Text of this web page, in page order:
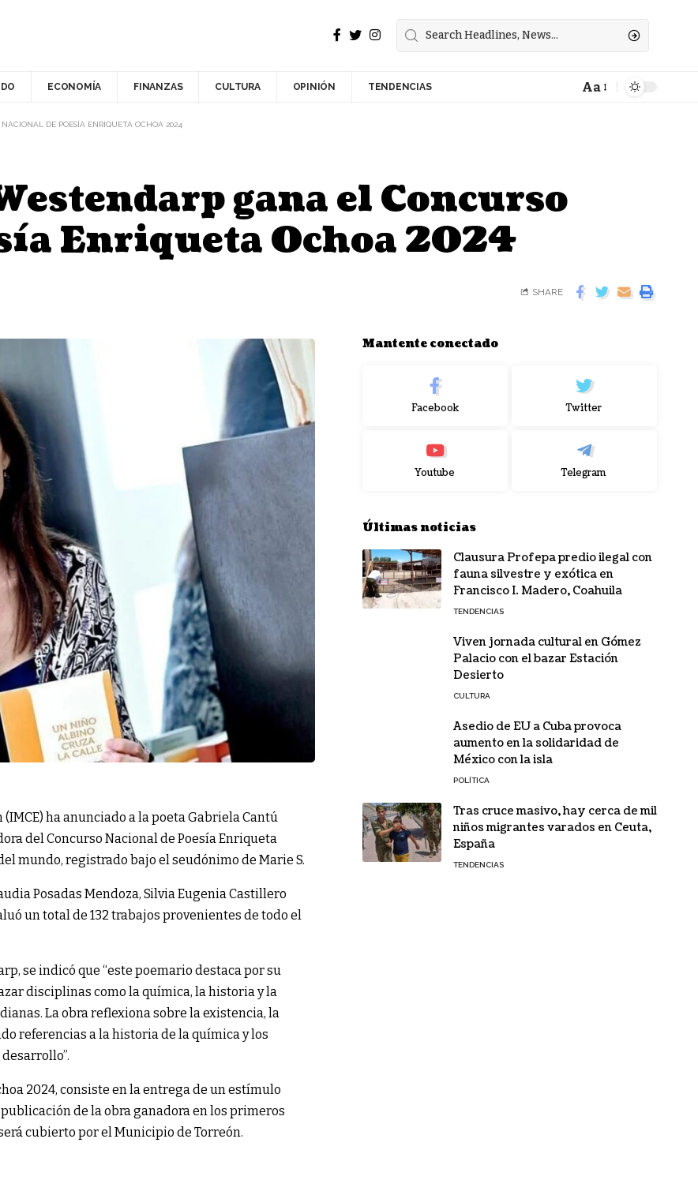
ECONOMÍA FINANZAS CULTURA OPINIÓN TENDENCIAS Aa
DE POESÍA ENRIQUETA OCHOA 2024
gana el Concurso
Enriqueta Ochoa 2024
SHARE
ha anunciado a la poeta Gabriela Cantú
del Concurso Nacional de Poesía Enriqueta
mundo, registrado bajo el seudónimo de Marie S.
Posadas Mendoza, Silvia Eugenia Castillero
un total de 132 trabajos provenientes de todo el
se indicó que “este poemario destaca por su
disciplinas como la química, la historia y la
La obra reflexiona sobre la existencia, la
referencias a la historia de la química y los
2024, consiste en la entrega de un estímulo
de la obra ganadora en los primeros
cubierto por el Municipio de Torreón.
Mantente conectado
Facebook Twitter
Youtube Telegram
Últimas noticias
Clausura Profepa predio ilegal con
fauna silvestre y exótica en
Francisco I. Madero, Coahuila
TENDENCIAS
Viven jornada cultural en Gómez
Palacio con el bazar Estación
Desierto
CULTURA
Asedio de EU a Cuba provoca
aumento en la solidaridad de
México con la isla
POLÍTICA
Tras cruce masivo, hay cerca de mil
niños migrantes varados en Ceuta,
España
TENDENCIAS